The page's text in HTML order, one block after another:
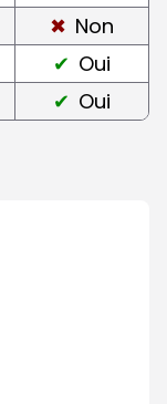
Non
Oui
Oui